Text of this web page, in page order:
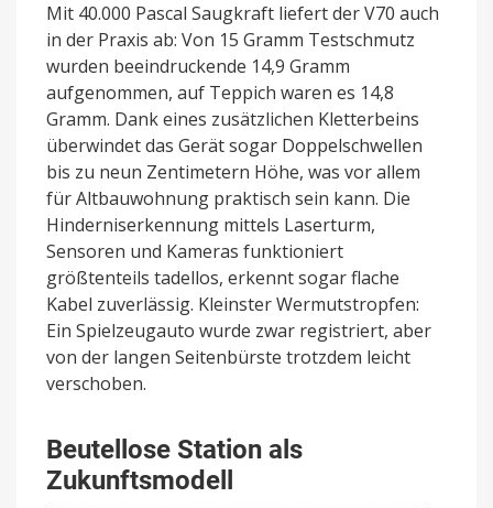
Mit 40.000 Pascal Saugkraft liefert der V70 auch
in der Praxis ab: Von 15 Gramm Testschmutz
wurden beeindruckende 14,9 Gramm
aufgenommen, auf Teppich waren es 14,8
Gramm. Dank eines zusätzlichen Kletterbeins
überwindet das Gerät sogar Doppelschwellen
bis zu neun Zentimetern Höhe, was vor allem
für Altbauwohnung praktisch sein kann. Die
Hinderniserkennung mittels Laserturm,
Sensoren und Kameras funktioniert
größtenteils tadellos, erkennt sogar flache
Kabel zuverlässig. Kleinster Wermutstropfen:
Ein Spielzeugauto wurde zwar registriert, aber
von der langen Seitenbürste trotzdem leicht
verschoben.
Beutellose Station als
Zukunftsmodell